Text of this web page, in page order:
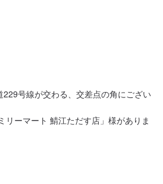
号線が交わる、交差点の角にござい
リーマート 鯖江ただす店」様がありま